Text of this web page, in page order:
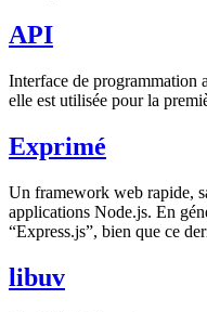
API
Interface de programmation
elle est utilisée pour la
Exprimé
Un framework web rapide,
applications Node.js. En
“Express.js”, bien que ce
libuv